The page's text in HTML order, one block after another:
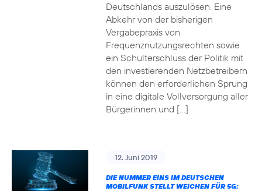
Deutschlands auszulösen. Eine
Abkehr von der bisherigen
Vergabepraxis von
Frequenznutzungsrechten sowie
ein Schulterschluss der Politik mit
den investierenden Netzbetreibern
können den erforderlichen Sprung
in eine digitale Vollversorgung aller
Bürgerinnen und […]
12. Juni 2019
DIE NUMMER EINS IM DEUTSCHEN
MOBILFUNK STELLT WEICHEN FÜR 5G: